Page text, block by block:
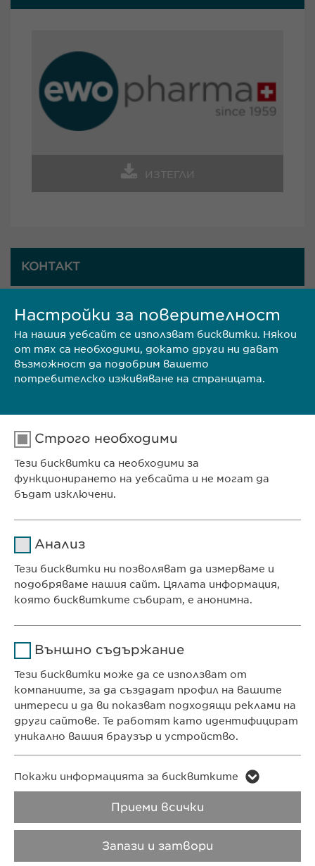
ИЗТЕГЛИ
КОНТАКТ
Ewopharma България
Адрес: гр. София 1618,
ул. Пирински проход 24
Телефон: (00359 2) 962 12 00;
E-mail:contact@ ewopharma.bg ;
info@ewopharma.bg
Ewopharma Ltd
ул. „8-ми декември“ № 13
КОНТАКТ
Телефон: +359 2 962 12 00
e-mail:info@ewopharma.bg
ПОВЕРИТЕЛНОСТ
ПОЛИТИКА НА
БИСКВИТКИТЕ
Авторски права
Настройки за поверителност
На нашия уебсайт се използват бисквитки. Някои
от тях са необходими, докато други ни дават
възможност да подобрим вашето
потребителско изживяване на страницата.
Строго необходими
Тези бисквитки са необходими за
функционирането на уебсайта и не могат да
бъдат изключени.
Продължителност 1 година
Цел
Съхранява състоянието
бисквитките на
потребителите.
Анализ
Тези бисквитки ни позволяват да измерваме и
подобряваме нашия сайт. Цялата информация,
която бисквитките събират, е анонимна.
Продължителност 1 day
Цел Generates statistical data.
Име vuid
Vimeo
Външно съдържание
Тези бисквитки може да се използват от
компаниите, за да създадат профил на вашите
интереси и да ви показват подходящи реклами на
други сайтове. Те работят като идентифицират
уникално вашия браузър и устройство.
Име LinkedIn
LinkedIn
Покажи информацията за бисквитките
Запази и затвори
Приеми всички